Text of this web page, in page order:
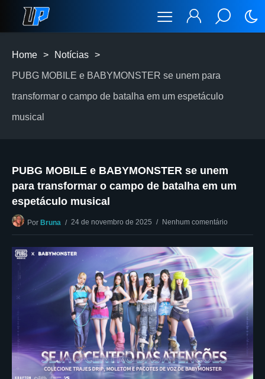
Home > Notícias >
PUBG MOBILE e BABYMONSTER se unem para
transformar o campo de batalha em um espetáculo
musical
PUBG MOBILE e BABYMONSTER se unem
para transformar o campo de batalha em um
espetáculo musical
Por Bruna 24 de novembro de 2025 Nenhum comentário